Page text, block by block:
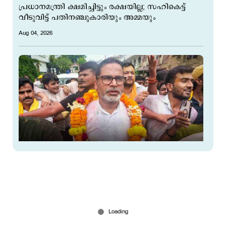
പ്രധാനമന്ത്രി ക്ഷമിച്ചിട്ടും രക്ഷയില്ല; സഹികെട്ട്
വീടുവിട്ട് പതിനഞ്ചുകാരിയും അമ്മയും
Aug 04, 2026